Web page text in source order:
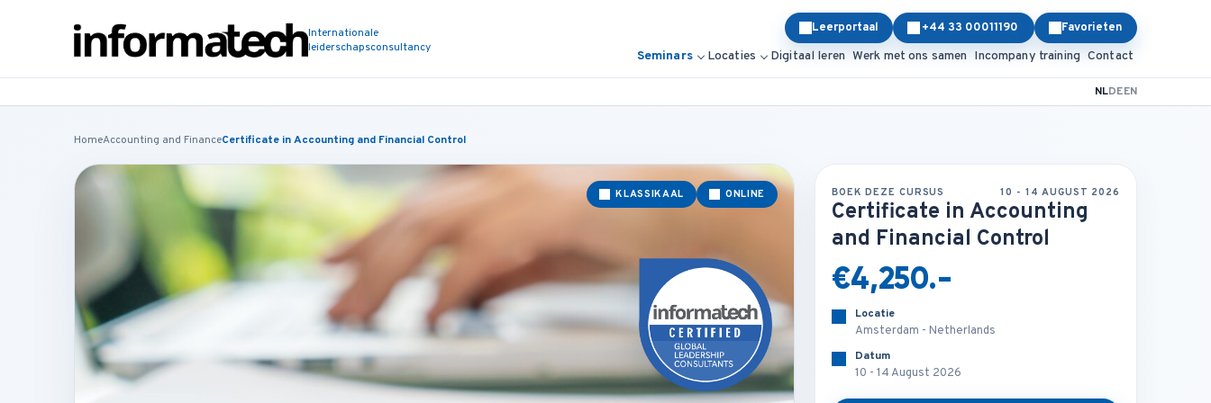
Internationale
leiderschapsconsultancy
Leerportaal +44 33 00011190 Favorieten
Seminars Locaties Digitaal leren Werk met ons samen Incompany training Contact
NLDEEN
HomeAccounting and FinanceCertificate in Accounting and Financial Control
KLASSIKAAL ONLINE BOEK DEZE CURSUS 10 - 14 AUGUST 2026
Certificate in Accounting
and Financial Control
€4,250.-
Locatie
Amsterdam - Netherlands
Datum
10 - 14 August 2026